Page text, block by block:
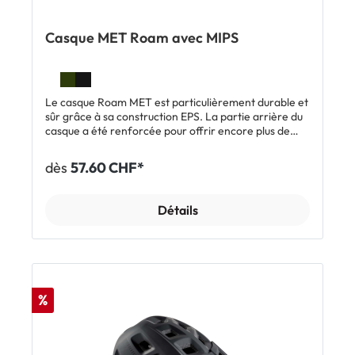
Casque MET Roam avec MIPS
Le casque Roam MET est particulièrement durable et
sûr grâce à sa construction EPS. La partie arrière du
casque a été renforcée pour offrir encore plus de
Orbital 360° permet un ajustement optimal. Il offre 3
positions pour le réglage vertical et 2 positions pour la
les caractéristiques suivantes: Construction EPS
Sécurité améliorée sur la partie arrière Système de
dès 57.60 CHF*
Détails
%